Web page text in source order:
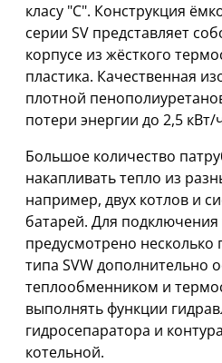
класу "С". Конструкция
серии SV представляет
корпусе из жёсткого
пластика. Качественная
плотной
потери энергии до 2,5 кВт/
Большое количество
накапливать тепло из
например, двух котлов и
батарей. Для
предусмотрено
типа SVW дополнительно
теплообменником и
выполнять функции
гидросепаратора и
котельной.